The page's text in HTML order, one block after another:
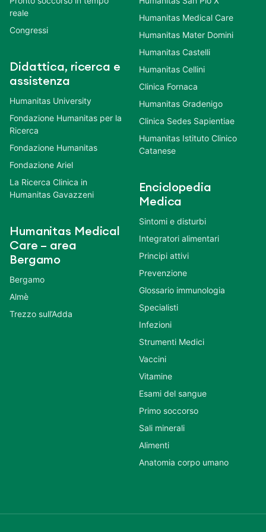
reale
Congressi
Didattica, ricerca e
assistenza
Humanitas University
Fondazione Humanitas per la
Ricerca
Fondazione Humanitas
Fondazione Ariel
La Ricerca Clinica in
Humanitas Gavazzeni
Humanitas Medical
Care – area
Bergamo
Bergamo
Almè
Trezzo sull’Adda
Humanitas Medical Care
Humanitas Mater Domini
Humanitas Castelli
Humanitas Cellini
Clinica Fornaca
Humanitas Gradenigo
Clinica Sedes Sapientiae
Humanitas Istituto Clinico
Catanese
Enciclopedia
Medica
Sintomi e disturbi
Integratori alimentari
Principi attivi
Prevenzione
Glossario immunologia
Specialisti
Infezioni
Strumenti Medici
Vaccini
Vitamine
Esami del sangue
Primo soccorso
Sali minerali
Alimenti
Anatomia corpo umano